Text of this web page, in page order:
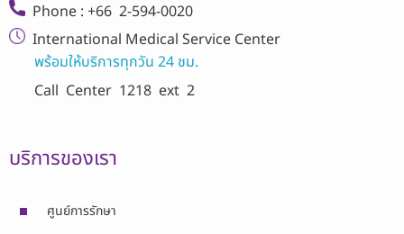
Phone : +66 2-594-0020
International Medical Service Center
พร้อมให้บริการทุกวัน 24 ชม.
Call Center 1218 ext 2
บริการของเรา
ศูนย์การรักษา